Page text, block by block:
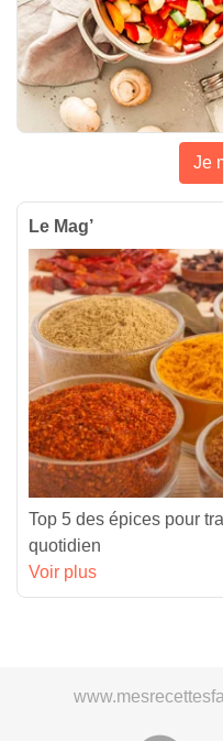
Je
Le Mag’
Top 5 des épices pour
quotidien
Voir plus